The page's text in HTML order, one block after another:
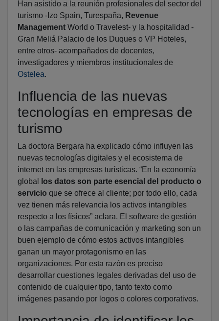
Han asistido a la reunión profesionales del sector del
turismo -Izo Spain, Turespaña, Revenue
Management World o Travelest- y la hospitalidad -
Gran Meliá Palacio de los Duques o VP Hoteles,
entre otros- acompañados de docentes,
investigadores y miembros institucionales de
Ostelea.
Influencia de las nuevas
tecnologías en empresas de
turismo
La doctora Bergara ha explicado cómo influyen las
nuevas tecnologías digitales y el ecosistema de
internet en las empresas turísticas. “En la economía
global
los datos son parte esencial del producto o
servicio que se ofrece al cliente; por todo ello, cada
vez tienen más relevancia los activos intangibles
respecto a los físicos” aclara. El software de gestión
o las campañas de comunicación y marketing son un
buen ejemplo de cómo estos activos intangibles
ganan un mayor protagonismo en las
organizaciones. Por esta razón es preciso
desarrollar cuestiones legales derivadas del uso de
contenido de cualquier tipo, tanto texto como
imágenes pasando por logos o colores corporativos.